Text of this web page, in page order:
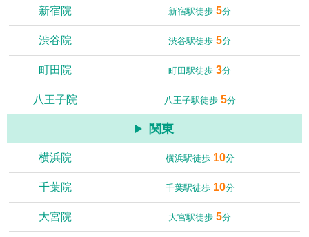
新宿院 新宿駅徒歩5分
渋谷院 渋谷駅徒歩5分
町田院 町田駅徒歩3分
八王子院 八王子駅徒歩 5分
関東
横浜院 横浜駅徒歩 10分
千葉院 千葉駅徒歩 10分
大宮院 大宮駅徒歩5分